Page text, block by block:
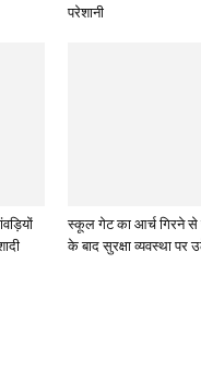
परेशानी
स्कूल गेट का आर्च गिरने से
के बाद सुरक्षा व्यवस्था पर